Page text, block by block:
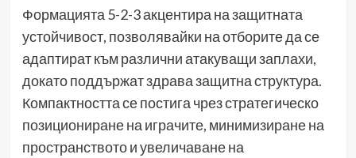
Формацията 5-2-3 акцентира на защитната
устойчивост, позволявайки на отборите да се
адаптират към различни атакуващи заплахи,
докато поддържат здрава защитна структура.
Компактността се постига чрез стратегическо
позициониране на играчите, минимизиране на
пространството и увеличаване на